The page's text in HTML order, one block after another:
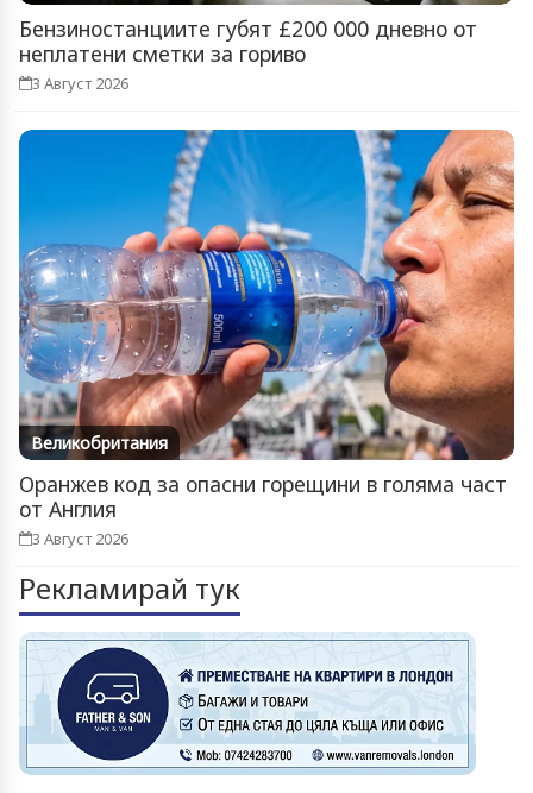
Бензиностанциите губят £200 000 дневно от
неплатени сметки за гориво
3 Август 2026
Великобритания
Оранжев код за опасни горещини в голяма част
от Англия
3 Август 2026
Рекламирай тук